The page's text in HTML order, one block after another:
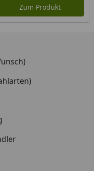
Zum Produkt